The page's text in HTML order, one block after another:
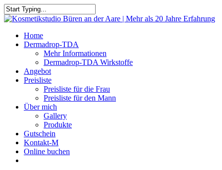
Home
Dermadrop-TDA
Mehr Informationen
Dermadrop-TDA Wirkstoffe
Angebot
Preisliste
Preisliste für die Frau
Preisliste für den Mann
Über mich
Gallery
Produkte
Gutschein
Kontakt-M
Online buchen